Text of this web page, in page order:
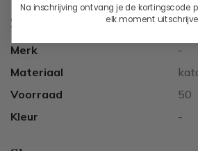
Specificaties
Merk
-
Materiaal
Voorraad
50
Kleur
-
Na inschrijving ontvang je de kortingscode
elk moment